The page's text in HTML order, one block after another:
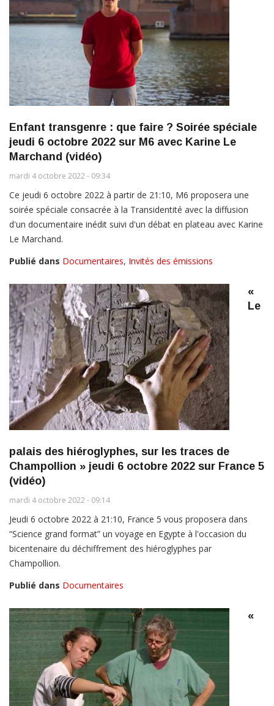
Enfant transgenre : que faire ? Soirée spéciale
jeudi 6 octobre 2022 sur M6 avec Karine Le
Marchand (vidéo)
mardi 4 octobre 2022 - 09:34
Ce jeudi 6 octobre 2022 à partir de 21:10, M6 proposera une
soirée spéciale consacrée à la Transidentité avec la diffusion
d'un documentaire inédit suivi d'un débat en plateau avec Karine
Le Marchand.
Publié dans Documentaires, Invités des émissions
«
Le
palais des hiéroglyphes, sur les traces de
Champollion » jeudi 6 octobre 2022 sur France 5
(vidéo)
mardi 4 octobre 2022 - 09:14
Jeudi 6 octobre 2022 à 21:10, France 5 vous proposera dans
“Science grand format” un voyage en Egypte à l'occasion du
bicentenaire du déchiffrement des hiéroglyphes par
Champollion.
Publié dans Documentaires
«